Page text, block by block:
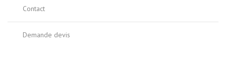
Contact
Demande devis